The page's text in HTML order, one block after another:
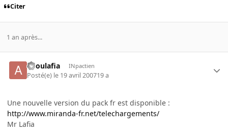
Citer
1 an après...
aboulafia INpactien
Posté(e) le 19 avril 200719 a
Une nouvelle version du pack fr est disponible :
http://www.miranda-fr.net/telechargements/
Mr Lafia